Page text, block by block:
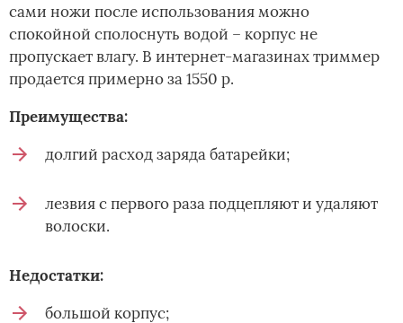
сами ножи после использования можно
спокойной сполоснуть водой – корпус не
пропускает влагу. В интернет-магазинах триммер
продается примерно за 1550 р.
Преимущества:
долгий расход заряда батарейки;
лезвия с первого раза подцепляют и удаляют
волоски.
Недостатки:
большой корпус;